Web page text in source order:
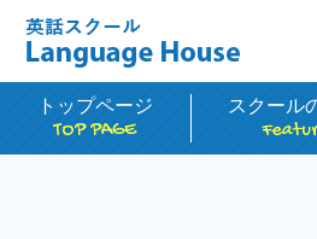
トップページ
TOP PAGE
スクール